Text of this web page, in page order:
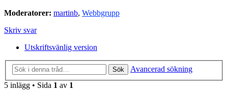
Moderatorer: martinb, Webbgrupp
Skriv svar
Utskriftsvänlig version
Sök
Avancerad sökning
5 inlägg • Sida 1 av 1